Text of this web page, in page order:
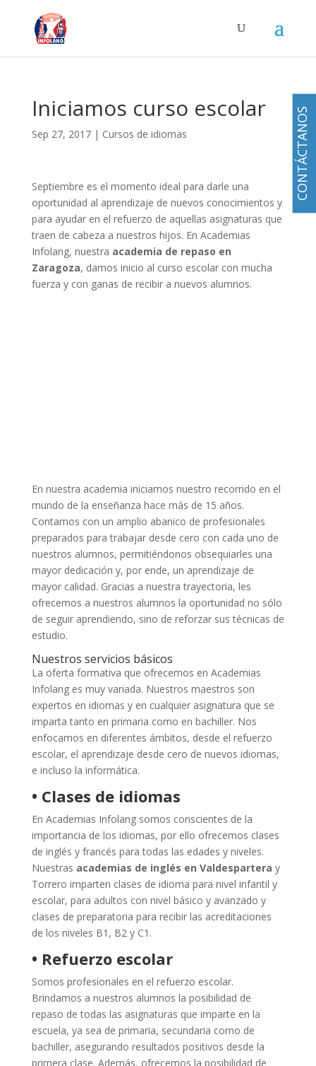
Iniciamos curso escolar
Sep 27, 2017| Cursos de idiomas
Septiembre es el momento ideal para darle una
oportunidad al aprendizaje de nuevos conocimientos y
para ayudar en el refuerzo de aquellas asignaturas que
traen de cabeza a nuestros hijos. En Academias
Infolang, nuestra academia de repaso en
Zaragoza, damos inicio al curso escolar con mucha
fuerza y con ganas de recibir a nuevos alumnos.
En nuestra academia iniciamos nuestro recorrido en el
mundo de la enseñanza hace más de 15 años.
Contamos con un amplio abanico de profesionales
preparados para trabajar desde cero con cada uno de
nuestros alumnos, permitiéndonos obsequiarles una
mayor dedicación y, por ende, un aprendizaje de
mayor calidad. Gracias a nuestra trayectoria, les
ofrecemos a nuestros alumnos la oportunidad no sólo
de seguir aprendiendo, sino de reforzar sus técnicas de
estudio.
Nuestros servicios básicos
La oferta formativa que ofrecemos en Academias
Infolang es muy variada. Nuestros maestros son
expertos en idiomas y en cualquier asignatura que se
imparta tanto en primaria como en bachiller. Nos
enfocamos en diferentes ámbitos, desde el refuerzo
escolar, el aprendizaje desde cero de nuevos idiomas,
e incluso la informática.
• Clases de idiomas
En Academias Infolang somos conscientes de la
importancia de los idiomas, por ello ofrecemos clases
de inglés y francés para todas las edades y niveles.
Nuestras academias de inglés en Valdespartera y
Torrero imparten clases de idioma para nivel infantil y
escolar, para adultos con nivel básico y avanzado y
clases de preparatoria para recibir las acreditaciones
de los niveles B1, B2 y C1.
• Refuerzo escolar
Somos profesionales en el refuerzo escolar.
Brindamos a nuestros alumnos la posibilidad de
repaso de todas las asignaturas que imparte en la
escuela, ya sea de primaria, secundaria como de
bachiller, asegurando resultados positivos desde la
primera clase. Además, ofrecemos la posibilidad de
CONTÁCTANOS